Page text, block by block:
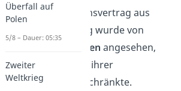
Der Versailler Friedensvertrag aus
dem Ersten Weltkrieg wurde von
Diktatfrieden angesehen,
der die Deutschen in ihrer
Unabhängigkeit einschränkte.
Überfall auf
Polen
5/8 – Dauer: 05:35
Zweiter
Weltkrieg